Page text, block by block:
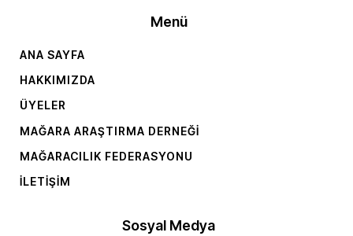
Menü
ANA SAYFA
HAKKIMIZDA
ÜYELER
MAĞARA ARAŞTIRMA DERNEĞI
MAĞARACILIK FEDERASYONU
İLETIŞIM
Sosyal Medya